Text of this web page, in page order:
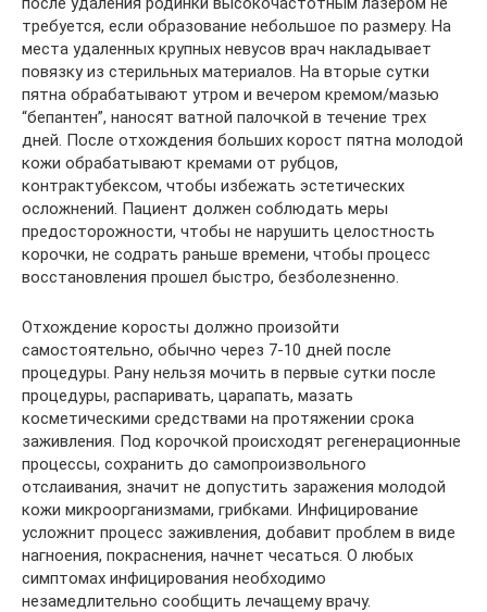
требуется, если образование небольшое по размеру. На
места удаленных крупных невусов врач накладывает
повязку из стерильных материалов. На вторые сутки
пятна обрабатывают утром и вечером кремом/мазью
“бепантен”, наносят ватной палочкой в течение трех
дней. После отхождения больших корост пятна молодой
кожи обрабатывают кремами от рубцов,
контрактубексом, чтобы избежать эстетических
осложнений. Пациент должен соблюдать меры
предосторожности, чтобы не нарушить целостность
корочки, не содрать раньше времени, чтобы процесс
восстановления прошел быстро, безболезненно.
Отхождение коросты должно произойти
самостоятельно, обычно через 7-10 дней после
процедуры. Рану нельзя мочить в первые сутки после
процедуры, распаривать, царапать, мазать
косметическими средствами на протяжении срока
заживления. Под корочкой происходят регенерационные
процессы, сохранить до самопроизвольного
отслаивания, значит не допустить заражения молодой
кожи микроорганизмами, грибками. Инфицирование
усложнит процесс заживления, добавит проблем в виде
нагноения, покраснения, начнет чесаться. О любых
симптомах инфицирования необходимо
незамедлительно сообщить лечащему врачу.